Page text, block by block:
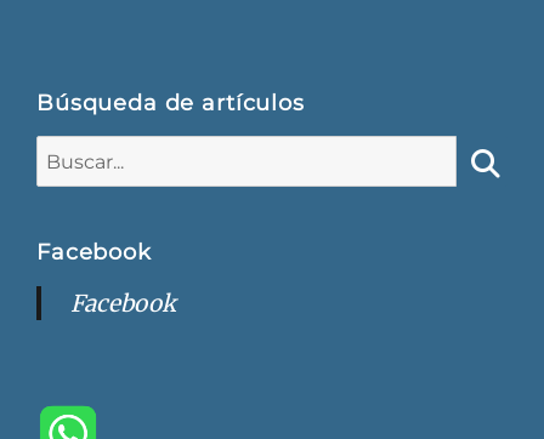
Búsqueda de artículos
Facebook
Facebook